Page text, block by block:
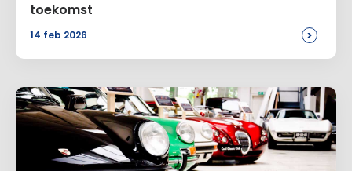
toekomst
14 feb 2026 >